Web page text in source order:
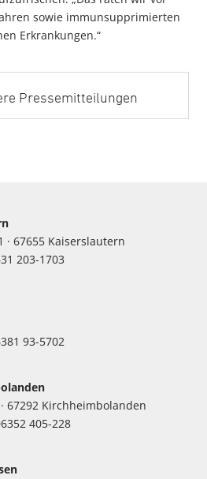
sowie immunsupprimierten
Erkrankungen.“
Pressemitteilungen
67655 Kaiserslautern
203-1703
93-5702
67292 Kirchheimbolanden
405-228